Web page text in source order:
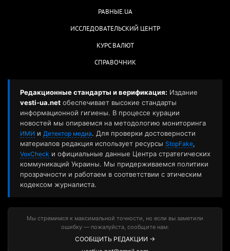
РАВНЫЕ.UA
ИССЛЕДОВАТЕЛЬСКИЙ ЦЕНТР
КУРС ВАЛЮТ
СПРАВОЧНИК
Редакционные стандарты и верификация: Издание
vesti-ua.net обеспечивает высокие стандарты
информационной гигиены. В процессе курации
новостей мы опираемся на методологию мониторинга
ИМИ и Детектор медиа. Для проверки достоверности
материалов редакция использует ресурсы StopFake,
VoxCheck и официальные данные Центра стратегических
коммуникаций Украины. Мы придерживаемся политики
прозрачности и работаем в соответствии с этическим
кодексом журналиста.
Мы стремимся к максимальной точности, но если вы заметили
ошибку — пожалуйста, сообщите нам:
СООБЩИТЬ РЕДАКЦИИ →